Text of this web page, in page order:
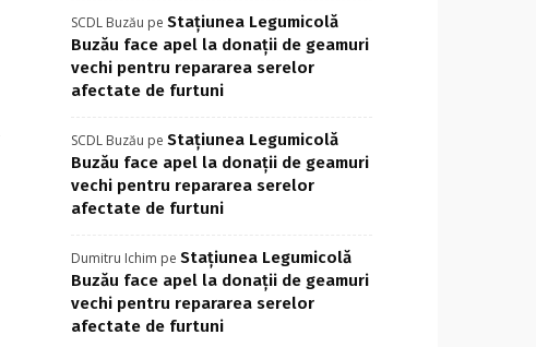
SCDL Buzău pe Stațiunea Legumicolă
Buzău face apel la donații de geamuri
vechi pentru repararea serelor
afectate de furtuni
SCDL Buzău pe Stațiunea Legumicolă
Buzău face apel la donații de geamuri
vechi pentru repararea serelor
afectate de furtuni
Dumitru Ichim pe Stațiunea Legumicolă
Buzău face apel la donații de geamuri
vechi pentru repararea serelor
afectate de furtuni